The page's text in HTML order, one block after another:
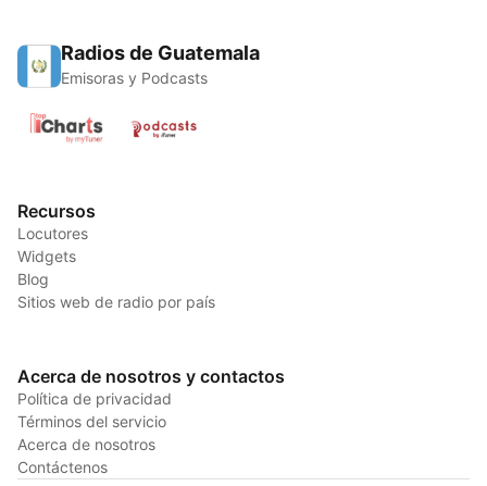
Radios de Guatemala
Emisoras y Podcasts
Recursos
Locutores
Widgets
Blog
Sitios web de radio por país
Acerca de nosotros y contactos
Política de privacidad
Términos del servicio
Acerca de nosotros
Contáctenos